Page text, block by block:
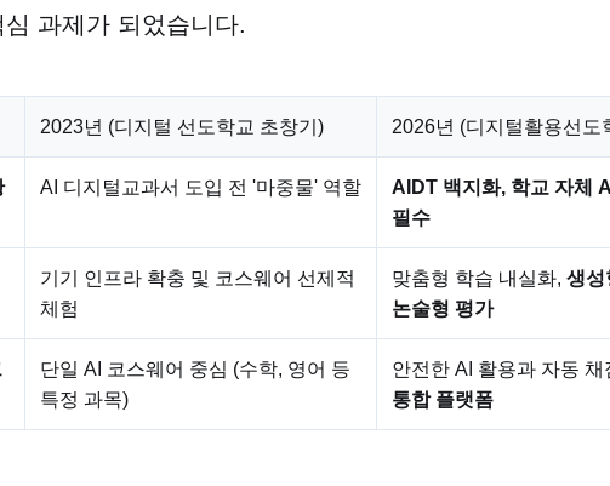
과제가 되었습니다.
2023년 (디지털 선도학교 초창기) 2026년 (디지털활용선도
AI 디지털교과서 도입 전 '마중물' 역할
AIDT 백지화, 학교 자체
필수
기기 인프라 확충 및 코스웨어 선제적
체험
맞춤형 학습 내실화, 생성
논술형 평가
단일 AI 코스웨어 중심 (수학, 영어 등
특정 과목)
안전한 AI 활용과 자동
통합 플랫폼